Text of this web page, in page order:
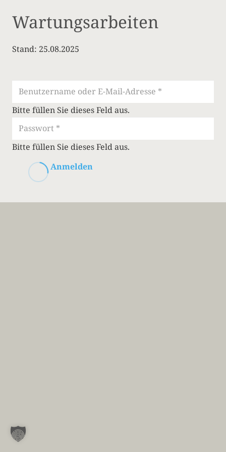
Wartungsarbeiten
Stand: 25.08.2025
Bitte füllen Sie dieses Feld aus.
Bitte füllen Sie dieses Feld aus.
Anmelden